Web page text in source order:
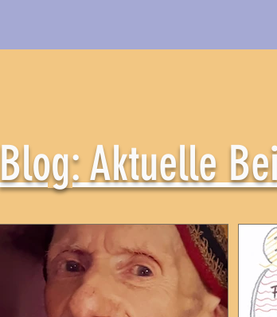
Blog: Aktuelle